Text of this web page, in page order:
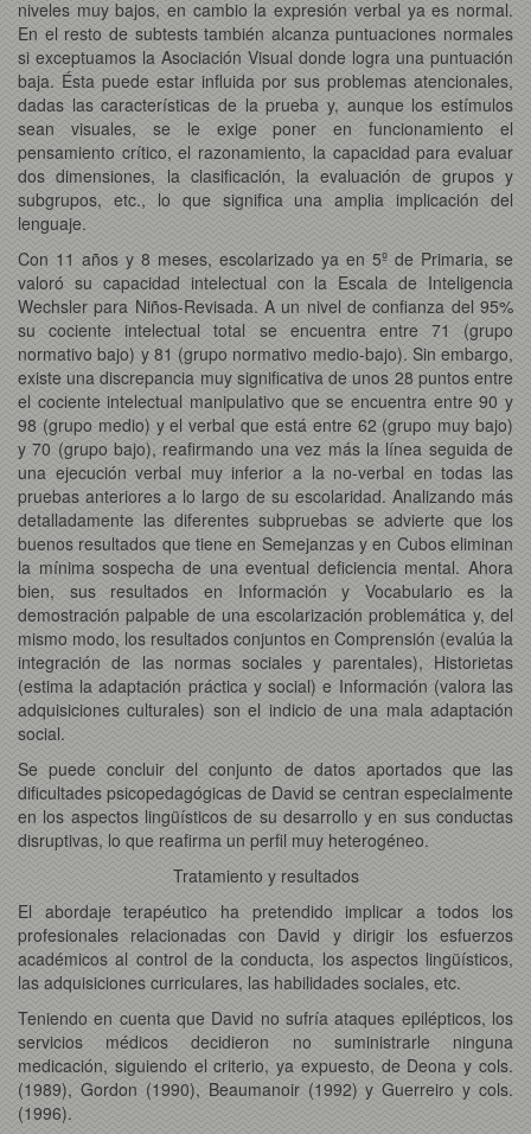
niveles muy bajos, en cambio la expresión verbal ya es normal.
En el resto de subtests también alcanza puntuaciones normales
si exceptuamos la Asociación Visual donde logra una puntuación
baja. Ésta puede estar influida por sus problemas atencionales,
dadas las características de la prueba y, aunque los estímulos
sean visuales, se le exige poner en funcionamiento el
pensamiento crítico, el razonamiento, la capacidad para evaluar
dos dimensiones, la clasificación, la evaluación de grupos y
subgrupos, etc., lo que significa una amplia implicación del
lenguaje.
Con 11 años y 8 meses, escolarizado ya en 5º de Primaria, se
valoró su capacidad intelectual con la Escala de Inteligencia
Wechsler para Niños-Revisada. A un nivel de confianza del 95%
su cociente intelectual total se encuentra entre 71 (grupo
normativo bajo) y 81 (grupo normativo medio-bajo). Sin embargo,
existe una discrepancia muy significativa de unos 28 puntos entre
el cociente intelectual manipulativo que se encuentra entre 90 y
98 (grupo medio) y el verbal que está entre 62 (grupo muy bajo)
y 70 (grupo bajo), reafirmando una vez más la línea seguida de
una ejecución verbal muy inferior a la no-verbal en todas las
pruebas anteriores a lo largo de su escolaridad. Analizando más
detalladamente las diferentes subpruebas se advierte que los
buenos resultados que tiene en Semejanzas y en Cubos eliminan
la mínima sospecha de una eventual deficiencia mental. Ahora
bien, sus resultados en Información y Vocabulario es la
demostración palpable de una escolarización problemática y, del
mismo modo, los resultados conjuntos en Comprensión (evalúa la
integración de las normas sociales y parentales), Historietas
(estima la adaptación práctica y social) e Información (valora las
adquisiciones culturales) son el indicio de una mala adaptación
social.
Se puede concluir del conjunto de datos aportados que las
dificultades psicopedagógicas de David se centran especialmente
en los aspectos lingüísticos de su desarrollo y en sus conductas
disruptivas, lo que reafirma un perfil muy heterogéneo.
Tratamiento y resultados
El abordaje terapéutico ha pretendido implicar a todos los
profesionales relacionadas con David y dirigir los esfuerzos
académicos al control de la conducta, los aspectos lingüísticos,
las adquisiciones curriculares, las habilidades sociales, etc.
Teniendo en cuenta que David no sufría ataques epilépticos, los
servicios médicos decidieron no suministrarle ninguna
medicación, siguiendo el criterio, ya expuesto, de Deona y cols.
(1989), Gordon (1990), Beaumanoir (1992) y Guerreiro y cols.
(1996).